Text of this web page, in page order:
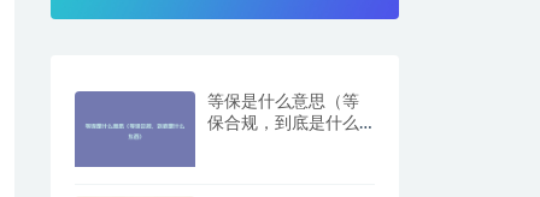
等保是什么意思（等
保合规，到底是什么